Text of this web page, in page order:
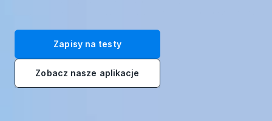
Zapisy na testy
Zobacz nasze aplikacje